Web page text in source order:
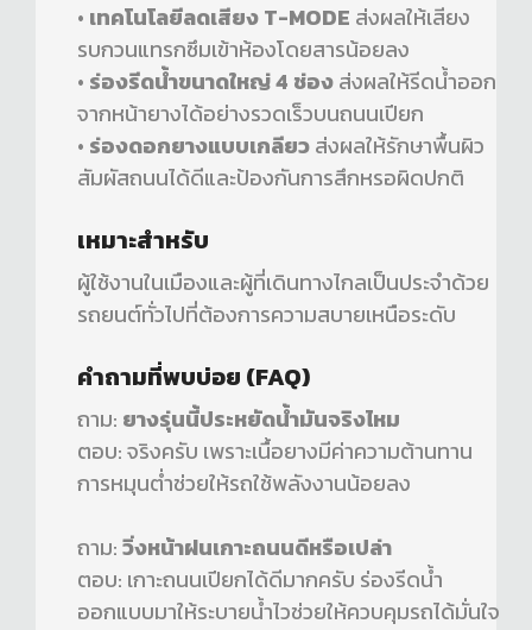
• เทคโนโลยีลดเสียง T-MODE ส่งผลให้เสียง
รบกวนแทรกซึมเข้าห้องโดยสารน้อยลง
• ร่องรีดน้ำขนาดใหญ่ 4 ช่องส่งผลให้รีดน้ำออก
จากหน้ายางได้อย่างรวดเร็วบนถนนเปียก
• ร่องดอกยางแบบเกลียวส่งผลให้รักษาพื้นผิว
สัมผัสถนนได้ดีและป้องกันการสึกหรอผิดปกติ
เหมาะสำหรับ
ผู้ใช้งานในเมืองและผู้ที่เดินทางไกลเป็นประจำด้วย
รถยนต์ทั่วไปที่ต้องการความสบายเหนือระดับ
คำถามที่พบบ่อย (FAQ)
ถาม: ยางรุ่นนี้ประหยัดน้ำมันจริงไหม
ตอบ: จริงครับ เพราะเนื้อยางมีค่าความต้านทาน
การหมุนต่ำช่วยให้รถใช้พลังงานน้อยลง
ถาม:วิ่งหน้าฝนเกาะถนนดีหรือเปล่า
ตอบ: เกาะถนนเปียกได้ดีมากครับ ร่องรีดน้ำ
ออกแบบมาให้ระบายน้ำไวช่วยให้ควบคุมรถได้มั่นใจ